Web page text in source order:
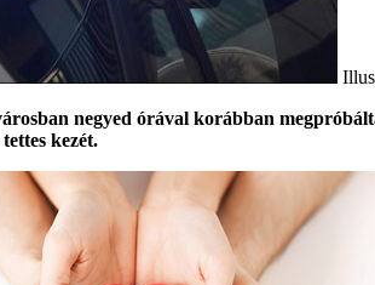
negyed órával korábban
kezét.